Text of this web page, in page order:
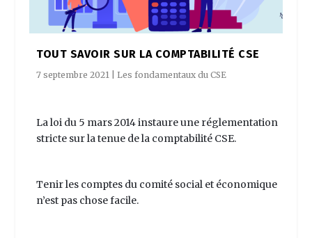
TOUT SAVOIR SUR LA COMPTABILITÉ CSE
7 septembre 2021 Les fondamentaux du CSE
La loi du 5 mars 2014 instaure une réglementation
stricte sur la tenue de la comptabilité CSE.
Tenir les comptes du comité social et économique
n’est pas chose facile.